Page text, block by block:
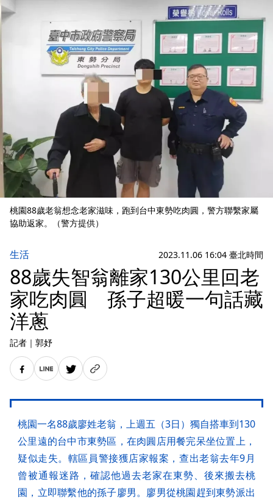
桃園88歲老翁想念老家滋味，跑到台中東勢吃肉圓，警方聯繫家屬
協助返家。（警方提供）
生活 2023.11.06 16:04 臺北時間
88歲失智翁離家130公里回老
家吃肉圓 孫子超暖一句話藏
洋蔥
記者 ｜ 郭妤
桃園一名88歲廖姓老翁，上週五（3日）獨自搭車到130
公里遠的台中市東勢區，在肉圓店用餐完呆坐位置上，
疑似走失。轄區員警接獲店家報案，查出老翁去年9月
曾被通報迷路，確認他過去老家在東勢、後來搬去桃
園，立即聯繫他的孫子廖男。廖男從桃園趕到東勢派出